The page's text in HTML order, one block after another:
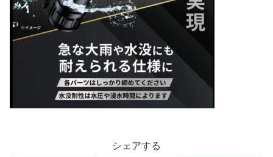
シェアする